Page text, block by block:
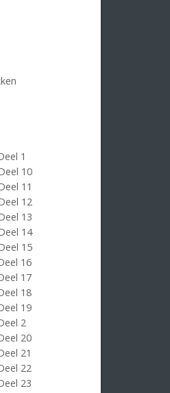
1
10
11
12
13
14
15
16
17
18
19
2
20
21
22
23